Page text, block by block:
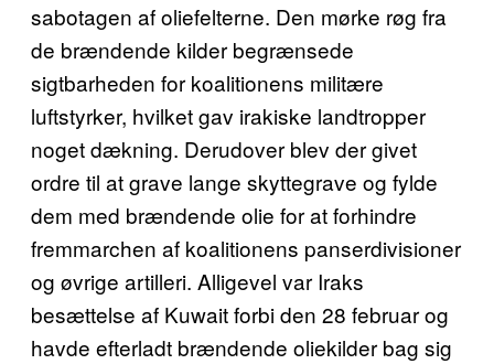
sabotagen af oliefelterne. Den mørke røg fra
de brændende kilder begrænsede
sigtbarheden for koalitionens militære
luftstyrker, hvilket gav irakiske landtropper
noget dækning. Derudover blev der givet
ordre til at grave lange skyttegrave og fylde
dem med brændende olie for at forhindre
fremmarchen af koalitionens panserdivisioner
og øvrige artilleri. Alligevel var Iraks
besættelse af Kuwait forbi den 28 februar og
havde efterladt brændende oliekilder bag sig